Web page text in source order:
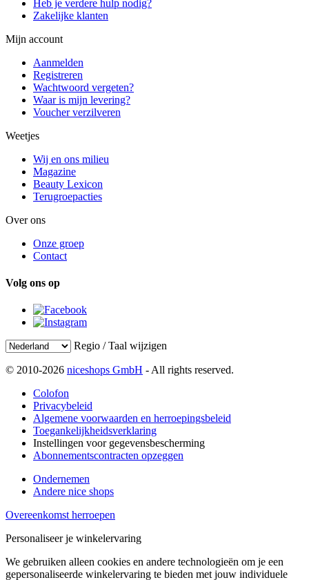
Heb je verdere hulp nodig?
Zakelijke klanten
Mijn account
Aanmelden
Registreren
Wachtwoord vergeten?
Waar is mijn levering?
Voucher verzilveren
Weetjes
Wij en ons milieu
Magazine
Beauty Lexicon
Terugroepacties
Over ons
Onze groep
Contact
Volg ons op
Regio / Taal wijzigen
© 2010-2026 niceshops GmbH - All rights reserved.
Colofon
Privacybeleid
Algemene voorwaarden en herroepingsbeleid
Toegankelijkheidsverklaring
Instellingen voor gegevensbescherming
Abonnementscontracten opzeggen
Ondernemen
Andere nice shops
Overeenkomst herroepen
Personaliseer je winkelervaring
We gebruiken alleen cookies en andere technologieën om je een
gepersonaliseerde winkelervaring te bieden met jouw individuele